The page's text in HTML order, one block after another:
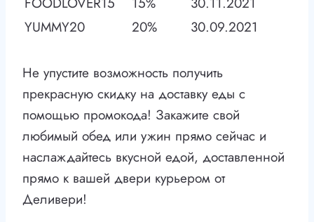
YUMMY20
20% 30.09.2021
Не упустите возможность получить
прекрасную скидку на доставку еды с
помощью промокода! Закажите свой
любимый обед или ужин прямо сейчас и
наслаждайтесь вкусной едой, доставленной
прямо к вашей двери курьером от
Деливери!